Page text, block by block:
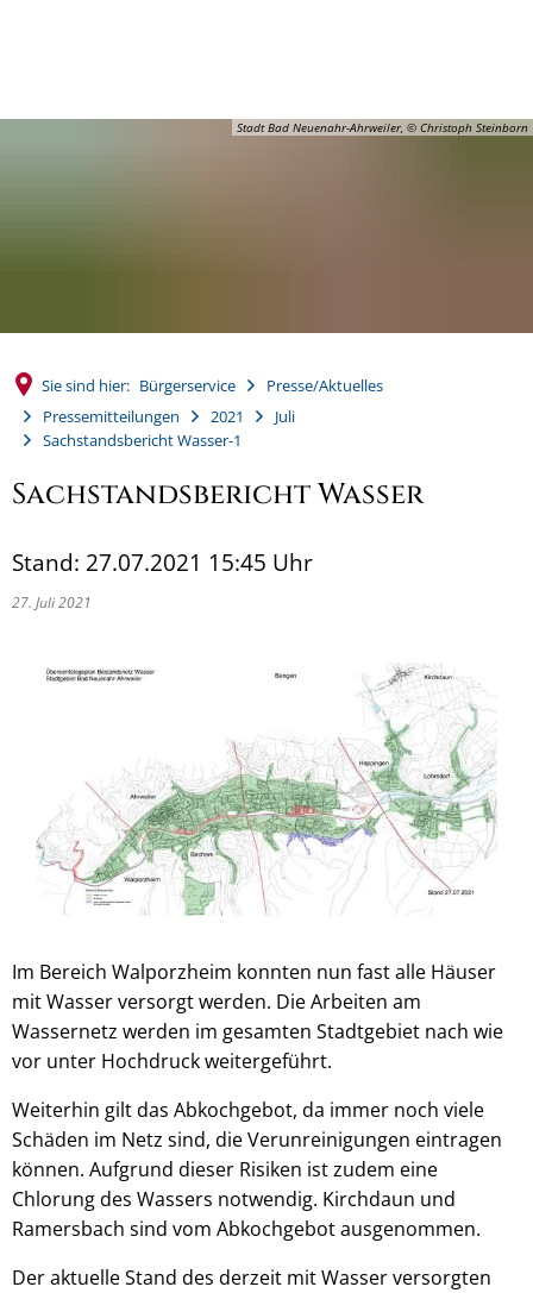
Stadt Bad Neuenahr-Ahrweiler, © Christoph Steinborn
Sie sind hier: Bürgerservice
Presse/Aktuelles
Pressemitteilungen
2021
Juli
Sachstandsbericht Wasser-1
Sachstandsbericht Wasser
Stand: 27.07.2021 15:45 Uhr
27. Juli 2021
Im Bereich Walporzheim konnten nun fast alle Häuser
mit Wasser versorgt werden. Die Arbeiten am
Wassernetz werden im gesamten Stadtgebiet nach wie
vor unter Hochdruck weitergeführt.
Weiterhin gilt das Abkochgebot, da immer noch viele
Schäden im Netz sind, die Verunreinigungen eintragen
können. Aufgrund dieser Risiken ist zudem eine
Chlorung des Wassers notwendig. Kirchdaun und
Ramersbach sind vom Abkochgebot ausgenommen.
Der aktuelle Stand des derzeit mit Wasser versorgten